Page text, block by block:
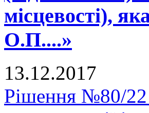
місцевості),
О.П....»
13.12.2017
Рішення №80/22